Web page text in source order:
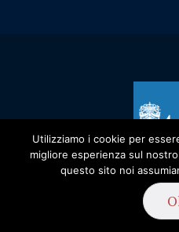
/
Utilizziamo i cookie per
migliore esperienza sul
questo sito noi